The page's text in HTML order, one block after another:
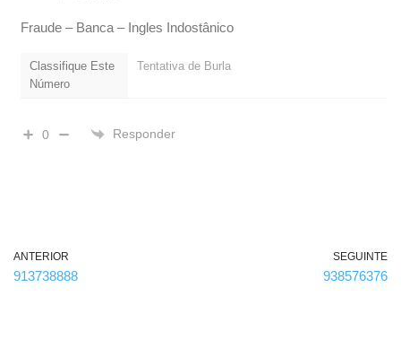
Fraude – Banca – Ingles Indostânico
Classifique Este
Número
Tentativa de Burla
0 Responder
ANTERIOR
913738888
SEGUINTE
938576376